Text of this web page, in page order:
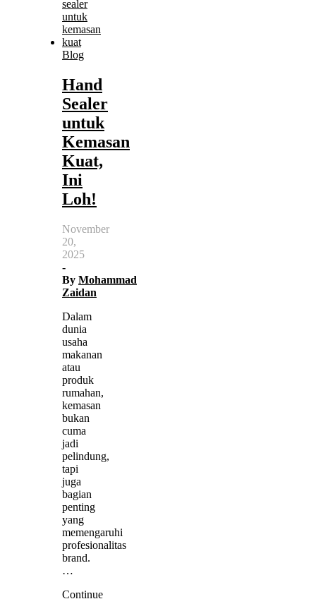
Blog
Hand
Sealer
untuk
Kemasan
Kuat,
Ini
Loh!
November
20,
2025
-
By Mohammad
Zaidan
Dalam
dunia
usaha
makanan
atau
produk
rumahan,
kemasan
bukan
cuma
jadi
pelindung,
tapi
juga
bagian
penting
yang
memengaruhi
profesionalitas
brand.
…
Continue